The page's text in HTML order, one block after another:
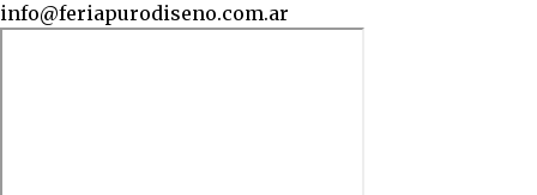
info@feriapurodiseno.com.ar